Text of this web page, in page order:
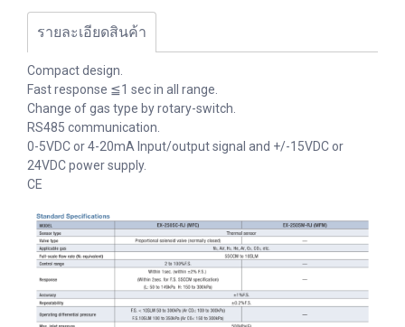
รายละเอียดสินค้า
Compact design.
Fast response ≦1 sec in all range.
Change of gas type by rotary-switch.
RS485 communication.
0-5VDC or 4-20mA Input/output signal and +/-15VDC or
24VDC power supply.
CE